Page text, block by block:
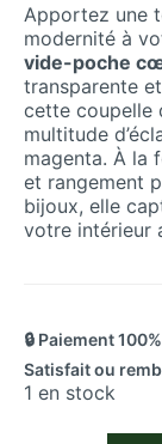
Apportez une
modernité à
vide-poche
transparente
cette coupelle
multitude
magenta. À la
et rangement
bijoux, elle
votre intérieur
🔒 Paiement
Satisfait ou
1 en stock